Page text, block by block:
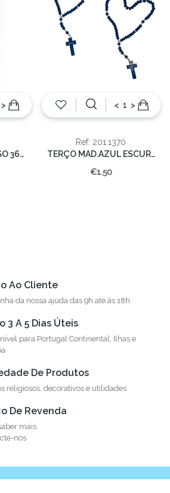
>
TERÇO COLOR.BASSO 36cm
< >
Ref: 201.1370
TERÇO MAD.AZUL ESCURO 7mm/29cm
€1.50
Ao Cliente
da nossa ajuda das 9h até às 18h
3 A 5 Dias Úteis
para Portugal Continental, Ilhas e
De Produtos
religiosos, decorativos e utilidades
De Revenda
mais.
nos